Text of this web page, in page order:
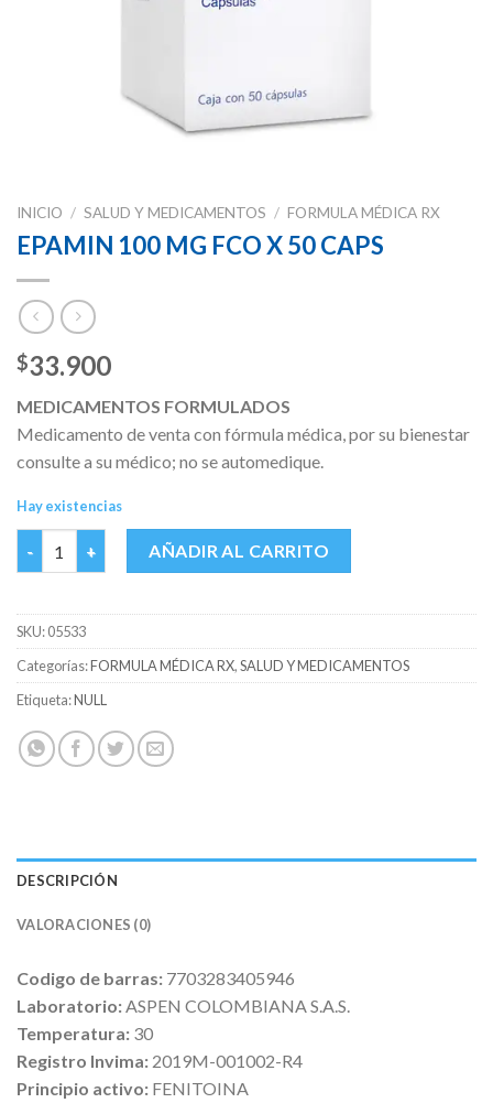
INICIO / SALUD Y MEDICAMENTOS / FORMULA MÉDICA RX
EPAMIN 100 MG FCO X 50 CAPS
$33.900
MEDICAMENTOS FORMULADOS
Medicamento de venta con fórmula médica, por su bienestar
consulte a su médico; no se automedique.
Hay existencias
EPAMIN 100 MG FCO X 50 CAPS cantidad
AÑADIR AL CARRITO
SKU:05533
Categorías:FORMULA MÉDICA RX,SALUD Y MEDICAMENTOS
Etiqueta:NULL
DESCRIPCIÓN
VALORACIONES (0)
Codigo de barras: 7703283405946
Laboratorio:ASPEN COLOMBIANA S.A.S.
Temperatura: 30
Registro Invima: 2019M-001002-R4
Principio activo: FENITOINA